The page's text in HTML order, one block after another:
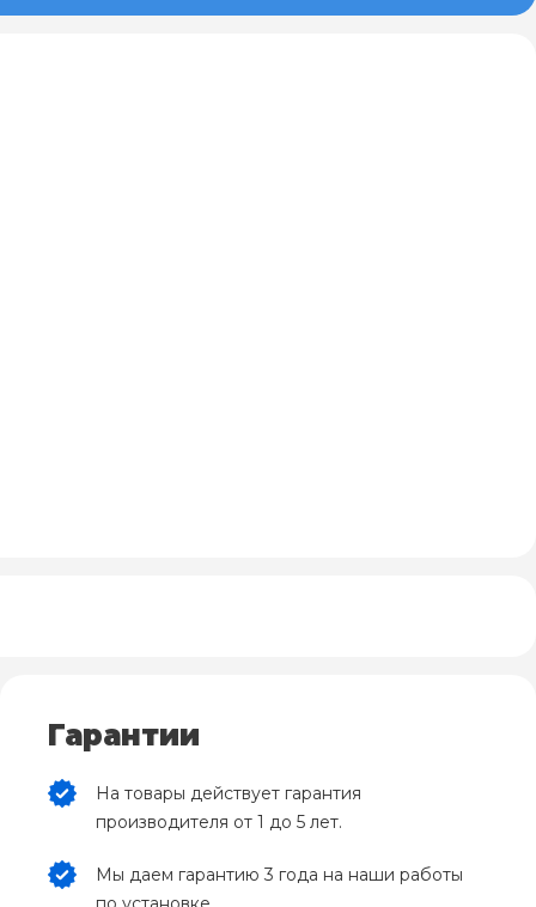
Гарантии
На товары действует гарантия
производителя от 1 до 5 лет.
Мы даем гарантию 3 года на наши работы